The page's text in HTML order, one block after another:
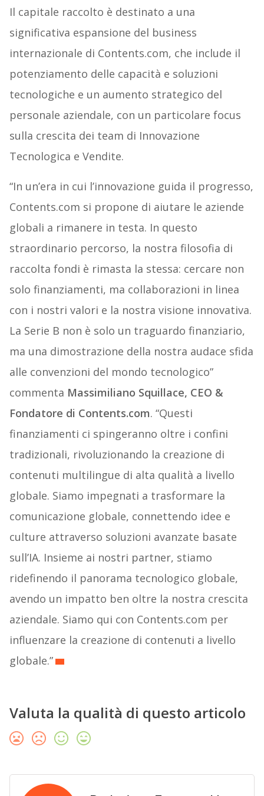
Il capitale raccolto è destinato a una
significativa espansione del business
internazionale di Contents.com, che include il
potenziamento delle capacità e soluzioni
tecnologiche e un aumento strategico del
personale aziendale, con un particolare focus
sulla crescita dei team di Innovazione
Tecnologica e Vendite.
“In un’era in cui l’innovazione guida il progresso,
Contents.com si propone di aiutare le aziende
globali a rimanere in testa. In questo
straordinario percorso, la nostra filosofia di
raccolta fondi è rimasta la stessa: cercare non
solo finanziamenti, ma collaborazioni in linea
con i nostri valori e la nostra visione innovativa.
La Serie B non è solo un traguardo finanziario,
ma una dimostrazione della nostra audace sfida
alle convenzioni del mondo tecnologico”
commenta Massimiliano Squillace, CEO &
Fondatore di Contents.com. “Questi
finanziamenti ci spingeranno oltre i confini
tradizionali, rivoluzionando la creazione di
contenuti multilingue di alta qualità a livello
globale. Siamo impegnati a trasformare la
comunicazione globale, connettendo idee e
culture attraverso soluzioni avanzate basate
sull’IA. Insieme ai nostri partner, stiamo
ridefinendo il panorama tecnologico globale,
avendo un impatto ben oltre la nostra crescita
aziendale. Siamo qui con Contents.com per
influenzare la creazione di contenuti a livello
globale.”
Valuta la qualità di questo articolo